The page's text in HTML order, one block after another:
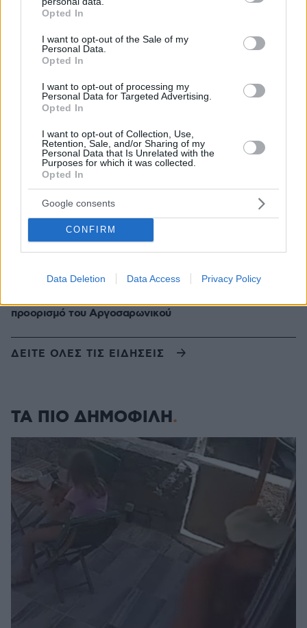
grant or deny consent to Google and its third-party tags to
use your data for below specified purposes in below Google
consent section.
Opted In
I want to opt-out of the Sale of my
Personal Data.
Opted In
I want to opt-out of processing my
Personal Data for Targeted Advertising.
Opted In
I want to opt-out of Collection, Use,
Retention, Sale, and/or Sharing of my
Personal Data that Is Unrelated with the
Purposes for which it was collected.
Opted In
Google consents
CONFIRM
Data Deletion Data Access Privacy Policy
στα 3 χιλιόμετρα
Η «Ραπουνζέλ» της Ινδίας: Έχει μαλλιά μήκους 2,71
μέτρων και μπήκε στο Ρεκόρ Γκίνες, δείτε βίντεο
Τι γεύση έχει η Ίος; Το σκοτύρι και άλλα εμβληματικά
προϊόντα του νησιού
Είκοσι ατάκες που θα ανεβάσουν την ερωτική ένταση
στη σχέση σας
Από την άγρια φύση στις επικίνδυνες πόλεις: Πώς
αλλάζουν για να επιβιώσουν τα ζώα που μεταναστεύουν
δίπλα στον άνθρωπο
πριν 21 λεπτά
Κρύο ντους ή χλιαρό; Το λάθος που κάνουμε τις ζεστές
προορισμό του Αργοσαρωνικού
ΔΕΙΤΕ ΟΛΕΣ ΤΙΣ ΕΙΔΗΣΕΙΣ
ΤΑ ΠΙΟ ΔΗΜΟΦΙΛΗ